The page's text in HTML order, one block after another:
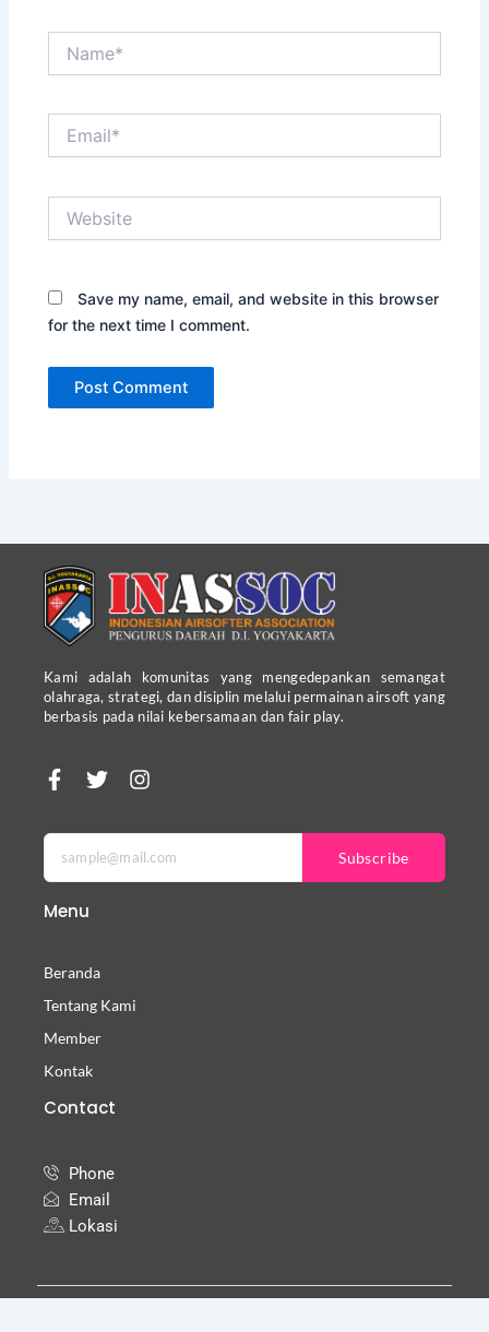
Save my name, email, and website in this browser
for the next time I comment.
Kami adalah komunitas yang mengedepankan semangat
olahraga, strategi, dan disiplin melalui permainan airsoft yang
berbasis pada nilai kebersamaan dan fair play.
F
a
e
b
o
o
k
f
T
w
t
t
e
I
n
t
a
g
Subscribe
Menu
Beranda
Tentang Kami
Member
Kontak
Contact
Phone
Email
Lokasi